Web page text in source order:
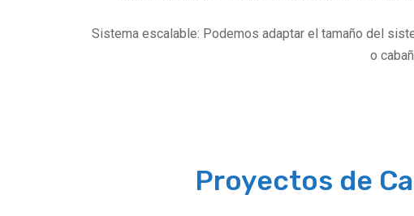
Sistema escalable: Podemos adaptar el tamaño del
o
Proyectos de